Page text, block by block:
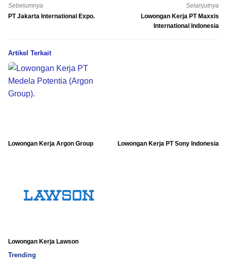
Sebelumnya
PT Jakarta International Expo.
Selanjutnya
Lowongan Kerja PT Maxxis
International Indonesia
Artikel Terkait
Lowongan Kerja Argon Group Lowongan Kerja PT Sony Indonesia
Lowongan Kerja Lawson
Trending